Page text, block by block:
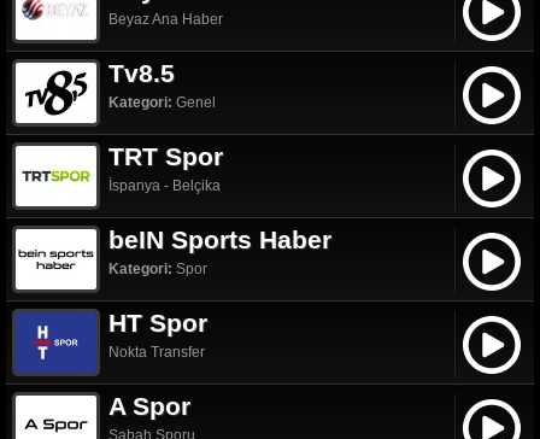
Beyaz Ana Haber
Tv8.5
Kategori: Genel
TRT Spor
İspanya - Belçika
beIN Sports Haber
Kategori: Spor
HT Spor
Nokta Transfer
A Spor
Sabah Sporu